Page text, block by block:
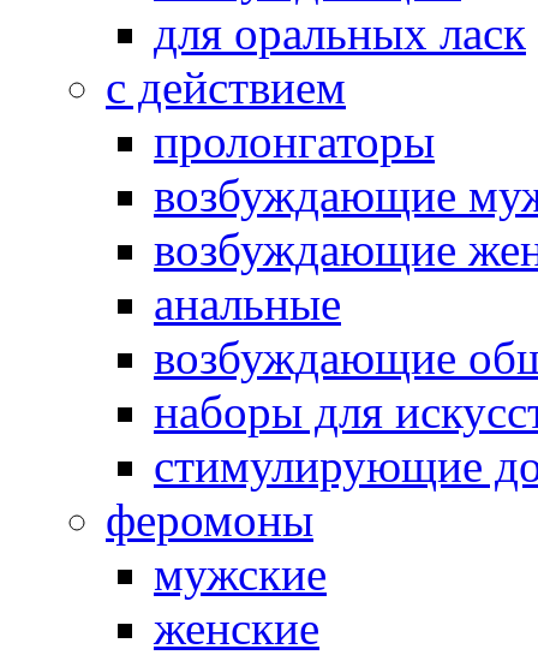
для оральных ласк
с действием
пролонгаторы
возбуждающие
возбуждающие
анальные
возбуждающие
наборы для
стимулирующие
феромоны
мужские
женские